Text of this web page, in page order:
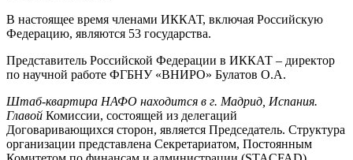
В настоящее время членами ИККАТ, включая Российскую
Федерацию, являются 53 государства.
Представитель Российской Федерации в ИККАТ – директор
по научной работе ФГБНУ «ВНИРО» Булатов О.А.
Штаб-квартира НАФО находится в г. Мадрид, Испания.
Главой Комиссии, состоящей из делегаций
Договаривающихся сторон, является Председатель. Структура
организации представлена Секретариатом, Постоянным